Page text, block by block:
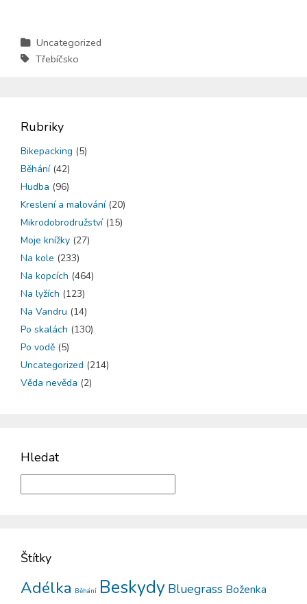
Uncategorized
Třebíčsko
Rubriky
Bikepacking (5)
Běhání(42)
Hudba (96)
Kreslení a malování(20)
Mikrodobrodružství(15)
Moje knížky (27)
Na kole (233)
Na kopcích (464)
Na lyžích (123)
Na Vandru (14)
Po skalách (130)
Po vodě (5)
Uncategorized (214)
Věda nevěda (2)
Hledat
Štítky
Adélka Běhání Beskydy Bluegrass Boženka